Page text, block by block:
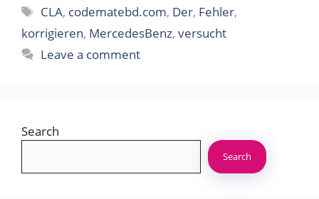
Tags
CLA, codematebd.com, Der, Fehler,
korrigieren, MercedesBenz, versucht
Leave a comment
Search
Search